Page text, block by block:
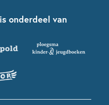
onderdeel van